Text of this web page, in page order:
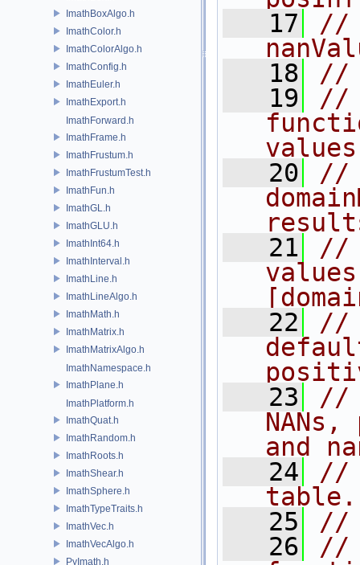
ImathBoxAlgo.h
ImathColor.h
ImathColorAlgo.h
ImathConfig.h
ImathEuler.h
ImathExport.h
ImathForward.h
ImathFrame.h
ImathFrustum.h
ImathFrustumTest.h
ImathFun.h
ImathGL.h
ImathGLU.h
ImathInt64.h
ImathInterval.h
ImathLine.h
ImathLineAlgo.h
ImathMath.h
ImathMatrix.h
ImathMatrixAlgo.h
ImathNamespace.h
ImathPlane.h
ImathPlatform.h
ImathQuat.h
ImathRandom.h
ImathRoots.h
ImathShear.h
ImathSphere.h
ImathTypeTraits.h
ImathVec.h
ImathVecAlgo.h
PyImath.h
   17
//
   18
//
   19
//
   20
//
   21
//
   22
//
   23
//
and
   24
//
table.
   25
//
   26
//